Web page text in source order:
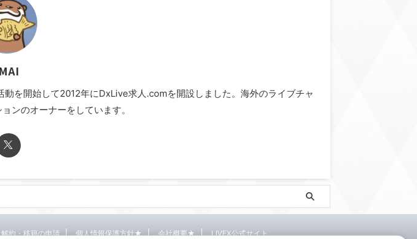
を開始して2012年にDxLive求人.comを開設しました。海外のライブチャ
ンのオーナーをしています。
約・移籍の申請 個人情報保護方針★ 会社概要★ LIVEX公式サイト